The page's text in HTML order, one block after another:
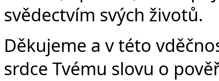
svědectvím svých životů.
Děkujeme a v této
srdce Tvému slovu o